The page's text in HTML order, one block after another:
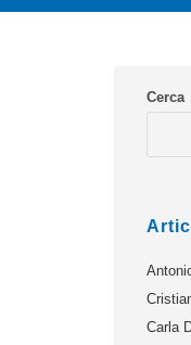
Cerca
Carla